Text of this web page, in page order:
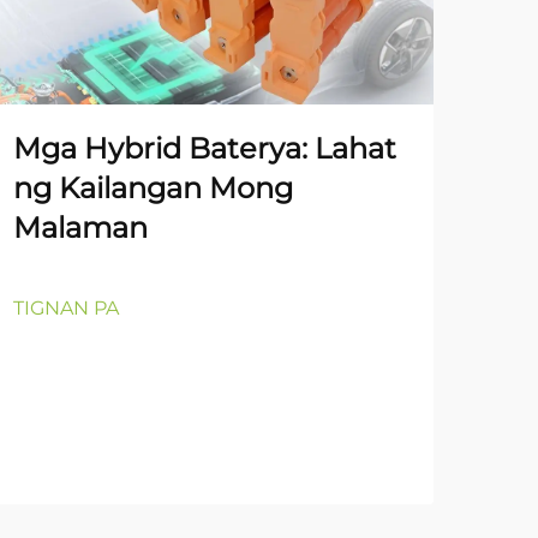
Mga Hybrid Baterya: Lahat
ng Kailangan Mong
Malaman
TIGNAN PA